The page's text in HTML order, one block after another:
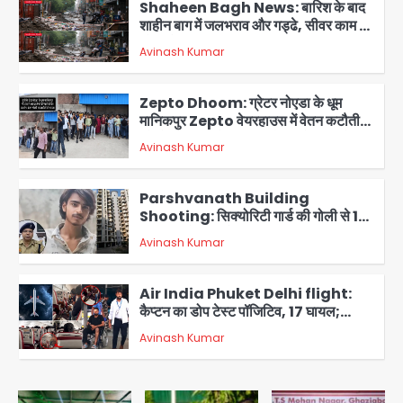
3
Zepto Dhoom: ग्रेटर नोएडा के धूम
मानिकपुर Zepto वेयरहाउस में वेतन कटौती
को लेकर 100 से ज्यादा कर्मचारियों का विरोध
प्रदर्शन
4
Parshvanath Building
Shooting: सिक्योरिटी गार्ड की गोली से 17
वर्षीय किशोर की मौत
5
Air India Phuket Delhi flight:
कैप्टन का डोप टेस्ट पॉजिटिव, 17 घायल;
DGCA जांच जारी
1
Mamata Banerjee Convoy
Attack: जूते-पत्थर बरसाए, कीचड़ पोता;
बोलीं- ‘माथा फट जाता’